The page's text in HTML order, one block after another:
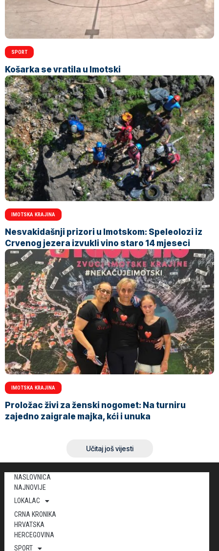
SPORT
Košarka se vratila u Imotski
IMOTSKA KRAJINA
Nesvakidašnji prizori u Imotskom: Speleolozi iz
Crvenog jezera izvukli vino staro 14 mjeseci
IMOTSKA KRAJINA
Proložac živi za ženski nogomet: Na turniru
zajedno zaigrale majka, kći i unuka
Učitaj još vijesti
NASLOVNICA
NAJNOVIJE
LOKALAC
CRNA KRONIKA
HRVATSKA
HERCEGOVINA
SPORT